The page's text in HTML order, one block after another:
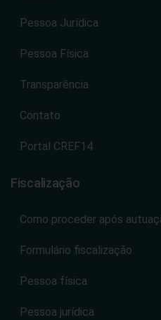
Pessoa Jurídica
Pessoa Física
Transparência
Contato
Portal CREF14
Fiscalização
Como proceder após
Formulário fiscalização
Pessoa física
Pessoa jurídica